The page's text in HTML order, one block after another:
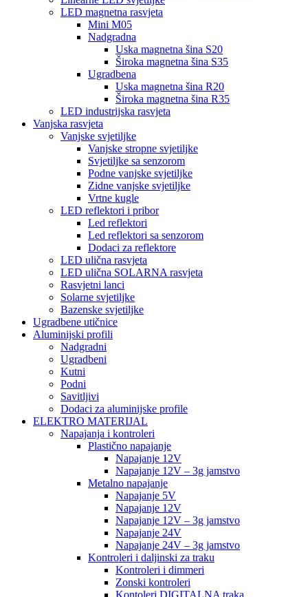
LED magnetna rasvjeta
Mini M05
Nadgradna
Uska magnetna šina S20
Široka magnetna šina S35
Ugradbena
Uska magnetna šina R20
Široka magnetna šina R35
LED industrijska rasvjeta
Vanjska rasvjeta
Vanjske svjetiljke
Vanjske stropne svjetiljke
Svjetiljke sa senzorom
Podne vanjske svjetiljke
Zidne vanjske svjetiljke
Vrtne kugle
LED reflektori i pribor
Led reflektori
Led reflektori sa senzorom
Dodaci za reflektore
LED ulična rasvjeta
LED ulična SOLARNA rasvjeta
Rasvjetni lanci
Solarne svjetiljke
Bazenske svjetiljke
Ugradbene utičnice
Aluminijski profili
Nadgradni
Ugradbeni
Kutni
Podni
Savitljivi
Dodaci za aluminijske profile
ELEKTRO MATERIJAL
Napajanja i kontroleri
Plastično napajanje
Napajanje 12V
Napajanje 12V – 3g jamstvo
Metalno napajanje
Napajanje 5V
Napajanje 12V
Napajanje 12V – 3g jamstvo
Napajanje 24V
Napajanje 24V – 3g jamstvo
Kontroleri i daljinski za traku
Kontroleri i dimmeri
Zonski kontroleri
Kontoleri DIGITALNA traka